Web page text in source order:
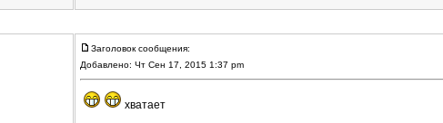
Заголовок сообщения:
Добавлено: Чт Сен 17, 2015 1:37 pm
хватает